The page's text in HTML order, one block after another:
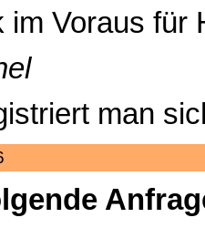
im Voraus für
man